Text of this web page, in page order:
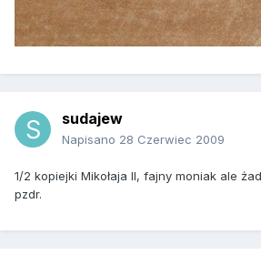
sudajew
Napisano 28 Czerwiec 2009
1/2 kopiejki Mikołaja II, fajny moniak ale
pzdr.